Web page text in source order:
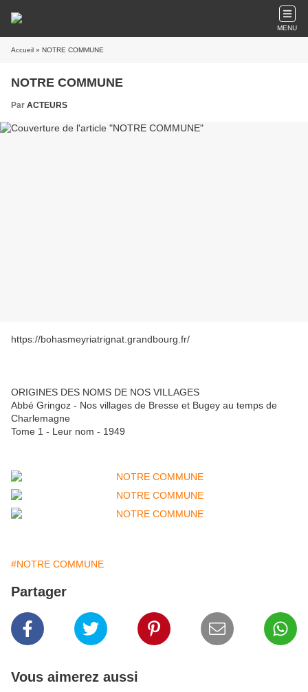
MENU
Accueil » NOTRE COMMUNE
NOTRE COMMUNE
Par ACTEURS
https://bohasmeyriatrignat.grandbourg.fr/
ORIGINES DES NOMS DE NOS VILLAGES
Abbé Gringoz - Nos villages de Bresse et Bugey au temps de
Charlemagne
Tome 1 - Leur nom - 1949
#NOTRE COMMUNE
Partager
Vous aimerez aussi